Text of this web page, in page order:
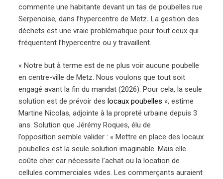
commente une habitante devant un tas de poubelles rue
Serpenoise, dans l’hypercentre de Metz. La gestion des
déchets est une vraie problématique pour tout ceux qui
fréquentent l’hypercentre ou y travaillent.
« Notre but à terme est de ne plus voir aucune poubelle
en centre-ville de Metz. Nous voulons que tout soit
engagé avant la fin du mandat (2026). Pour cela, la seule
solution est de prévoir des locaux poubelles », estime
Martine Nicolas, adjointe à la propreté urbaine depuis 3
ans. Solution que Jérémy Roques, élu de
l’opposition semble valider : « Mettre en place des locaux
poubelles est la seule solution imaginable. Mais elle
coûte cher car nécessite l’achat ou la location de
cellules commerciales vides. Les commerçants auraient